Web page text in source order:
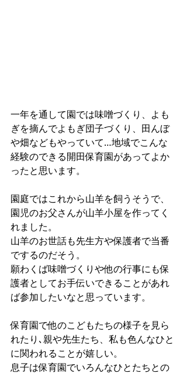
一年を通して園では味噌づくり、よも
ぎを摘んでよもぎ団子づくり、田んぼ
や畑などもやっていて…地域でこんな
経験のできる開田保育園があってよか
ったと思います。
園庭ではこれから山羊を飼うそうで、
園児のお父さんが山羊小屋を作ってく
れました。
山羊のお世話も先生方や保護者で当番
でするのだそう。
願わくば味噌づくりや他の行事にも保
護者としてお手伝いできることがあれ
ば参加したいなと思っています。
保育園で他のこどもたちの様子を見ら
れたり､親や先生たち、私も色んなひと
に関われることが嬉しい。
息子は保育園でいろんなひとたちとの